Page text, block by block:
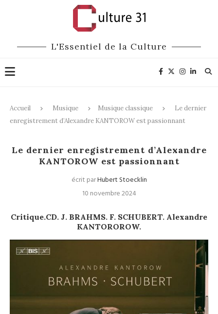
L'Essentiel de la Culture
Accueil Musique Musique classique
Le dernier
enregistrement d’Alexandre KANTOROW est passionnant
Le dernier enregistrement d’Alexandre
KANTOROW est passionnant
écrit parHubert Stoecklin
10 novembre 2024
Critique.CD. J. BRAHMS. F. SCHUBERT. Alexandre
KANTOROROW.